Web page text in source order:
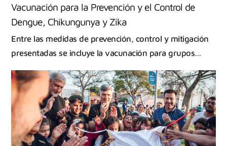
Vacunación para la Prevención y el Control de
Dengue, Chikungunya y Zika
Entre las medidas de prevención, control y mitigación
presentadas se incluye la vacunación para grupos…